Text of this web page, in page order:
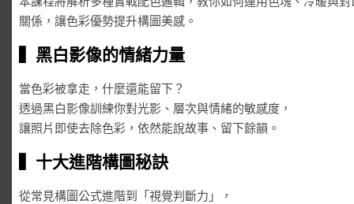
關係，讓色彩優勢提升構圖美感。
▍黑白影像的情緒力量
當色彩被拿走，什麼還能留下？
透過黑白影像訓練你對光影、層次與情緒的敏感度，
讓照片即使去除色彩，依然能說故事、留下餘韻。
▍十大進階構圖秘訣
從常見構圖公式進階到「視覺判斷力」，